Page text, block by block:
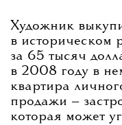
Художник
в историческом
за 65 тысяч
в 2008 году в
квартира
продажи —
которая может